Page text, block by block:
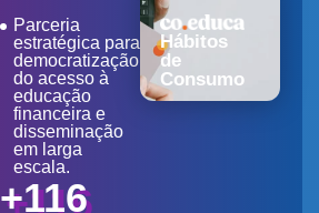
Parceria
estratégica para
democratização
do acesso à
educação
financeira e
disseminação
em larga
escala.
+116
Hábitos
de
Consumo